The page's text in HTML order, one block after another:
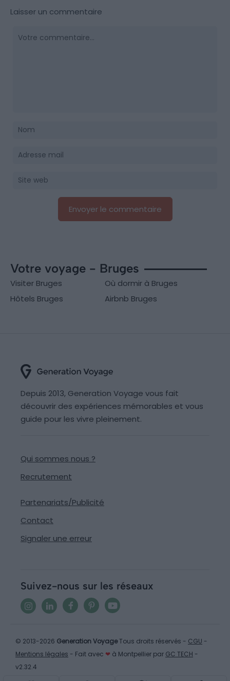
Laisser un commentaire
Votre voyage - Bruges
Visiter Bruges
Où dormir à Bruges
Hôtels Bruges
Airbnb Bruges
Depuis 2013, Generation Voyage vous fait
découvrir des expériences mémorables et vous
guide pour les vivre pleinement.
Qui sommes nous ?
Recrutement
Partenariats/Publicité
Contact
Signaler une erreur
Suivez-nous sur les réseaux
© 2013-2026 Generation VoyageTous droits réservés - CGU -
Mentions légales - Fait avec ❤ à Montpellier par GC TECH -
v2.32.4